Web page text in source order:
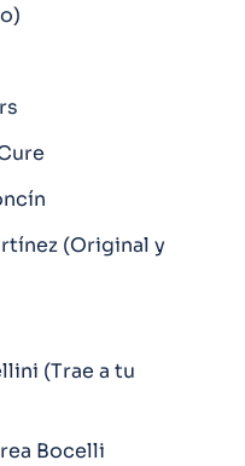
(Original y
(Trae a tu
Bocelli